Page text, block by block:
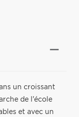
un croissant
de l'école
et avec un